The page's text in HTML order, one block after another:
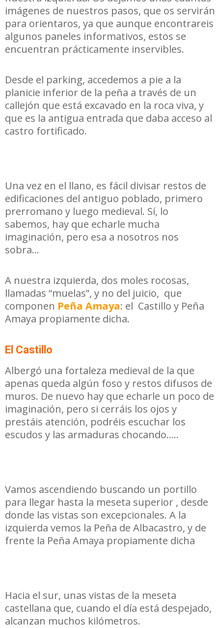
imágenes de nuestros pasos, que os servirán
para orientaros, ya que aunque encontrareis
algunos paneles informativos, estos se
encuentran prácticamente inservibles.
Desde el parking, accedemos a pie a la
planicie inferior de la peña a través de un
callejón que está excavado en la roca viva, y
que es la antigua entrada que daba acceso al
castro fortificado.
Una vez en el llano, es fácil divisar restos de
edificaciones del antiguo poblado, primero
prerromano y luego medieval. Sí, lo
sabemos, hay que echarle mucha
imaginación, pero esa a nosotros nos
sobra…
A nuestra izquierda, dos moles rocosas,
llamadas “muelas”, y no del juicio, que
componen Peña Amaya: el Castillo y Peña
Amaya propiamente dicha.
El Castillo
Albergó una fortaleza medieval de la que
apenas queda algún foso y restos difusos de
muros. De nuevo hay que echarle un poco de
imaginación, pero si cerráis los ojos y
prestáis atención, podréis escuchar los
escudos y las armaduras chocando…..
Vamos ascendiendo buscando un portillo
para llegar hasta la meseta superior , desde
donde las vistas son excepcionales. A la
izquierda vemos la Peña de Albacastro, y de
frente la Peña Amaya propiamente dicha
Hacia el sur, unas vistas de la meseta
castellana que, cuando el día está despejado,
alcanzan muchos kilómetros.